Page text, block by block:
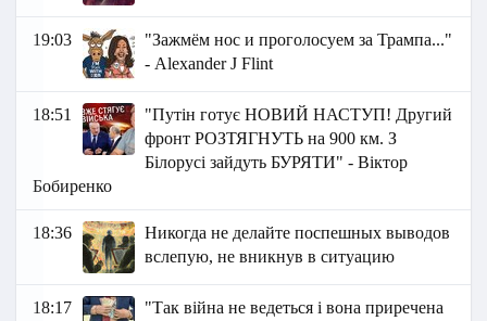
19:03
"Зажмём нос и проголосуем за Трампа..."
- Alexander J Flint
18:51
"Путін готує НОВИЙ НАСТУП! Другий
фронт РОЗТЯГНУТЬ на 900 км. З
Білорусі зайдуть БУРЯТИ" - Віктор
Бобиренко
18:36
Никогда не делайте поспешных выводов
вслепую, не вникнув в ситуацию
18:17
"Так війна не ведеться і вона приречена